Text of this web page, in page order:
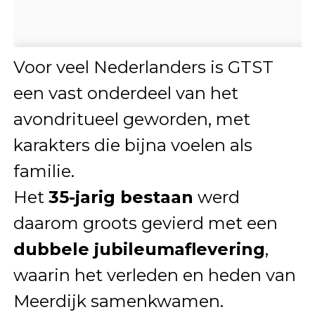
Voor veel Nederlanders is GTST
een vast onderdeel van het
avondritueel geworden, met
karakters die bijna voelen als
familie.
Het 35-jarig bestaan werd
daarom groots gevierd met een
dubbele jubileumaflevering,
waarin het verleden en heden van
Meerdijk samenkwamen.